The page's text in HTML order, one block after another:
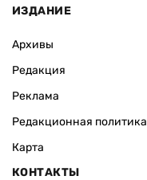
ИЗДАНИЕ
Архивы
Редакция
Реклама
Редакционная политика
Карта
КОНТАКТЫ